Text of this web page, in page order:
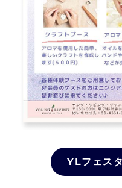
YLフェス